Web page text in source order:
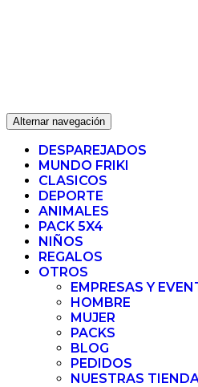
Alternar navegación
DESPAREJADOS
MUNDO FRIKI
CLASICOS
DEPORTE
ANIMALES
PACK 5X4
NIÑOS
REGALOS
OTROS
EMPRESAS Y
HOMBRE
MUJER
PACKS
BLOG
PEDIDOS
NUESTRAS